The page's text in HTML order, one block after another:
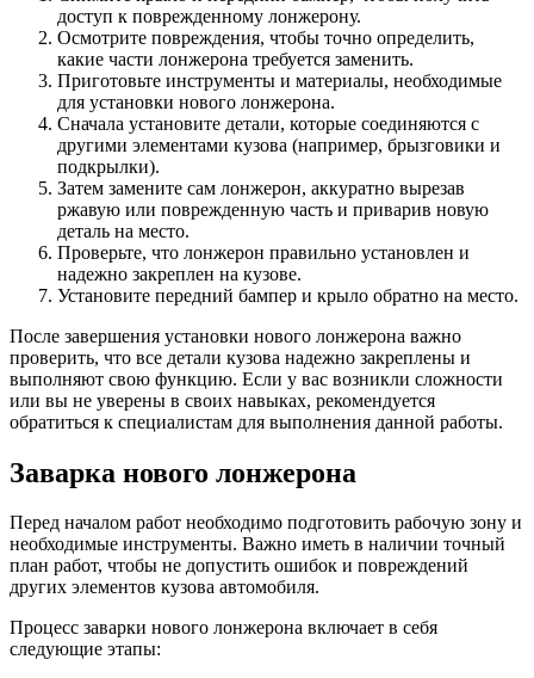
доступ к поврежденному лонжерону.
Осмотрите повреждения, чтобы точно определить,
какие части лонжерона требуется заменить.
Приготовьте инструменты и материалы, необходимые
для установки нового лонжерона.
Сначала установите детали, которые соединяются с
другими элементами кузова (например, брызговики и
подкрылки).
Затем замените сам лонжерон, аккуратно вырезав
ржавую или поврежденную часть и приварив новую
деталь на место.
Проверьте, что лонжерон правильно установлен и
надежно закреплен на кузове.
Установите передний бампер и крыло обратно на место.
После завершения установки нового лонжерона важно
проверить, что все детали кузова надежно закреплены и
выполняют свою функцию. Если у вас возникли сложности
или вы не уверены в своих навыках, рекомендуется
обратиться к специалистам для выполнения данной работы.
Заварка нового лонжерона
Перед началом работ необходимо подготовить рабочую зону и
необходимые инструменты. Важно иметь в наличии точный
план работ, чтобы не допустить ошибок и повреждений
других элементов кузова автомобиля.
Процесс заварки нового лонжерона включает в себя
следующие этапы: